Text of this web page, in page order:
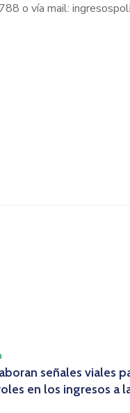
o vía mail:
señales viales
en los ingresos a